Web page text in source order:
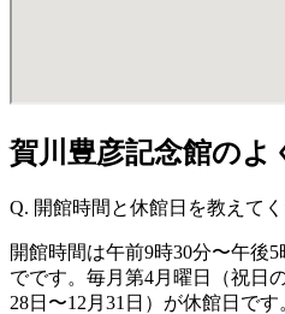
賀川豊彦記念館のよ
Q. 開館時間と休館日を教えてく
開館時間は午前9時30分〜午後
でです。毎月第4月曜日（祝日
28日〜12月31日）が休館日です